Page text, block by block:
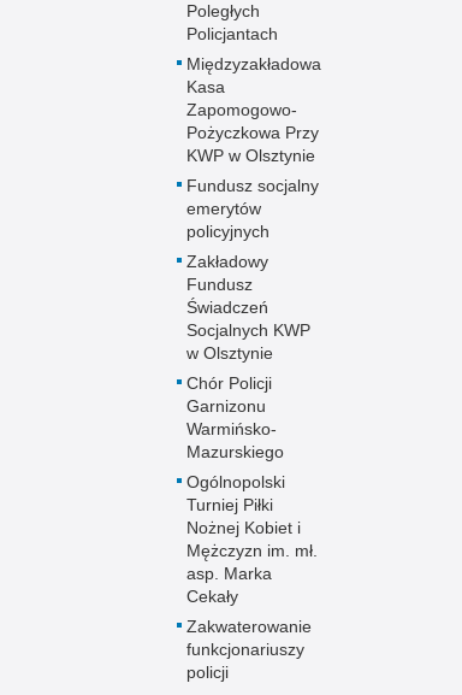
Poległych
Policjantach
Międzyzakładowa
Kasa
Zapomogowo-
Pożyczkowa Przy
KWP w Olsztynie
Fundusz socjalny
emerytów
policyjnych
Zakładowy
Fundusz
Świadczeń
Socjalnych KWP
w Olsztynie
Chór Policji
Garnizonu
Warmińsko-
Mazurskiego
Ogólnopolski
Turniej Piłki
Nożnej Kobiet i
Mężczyzn im. mł.
asp. Marka
Cekały
Zakwaterowanie
funkcjonariuszy
policji